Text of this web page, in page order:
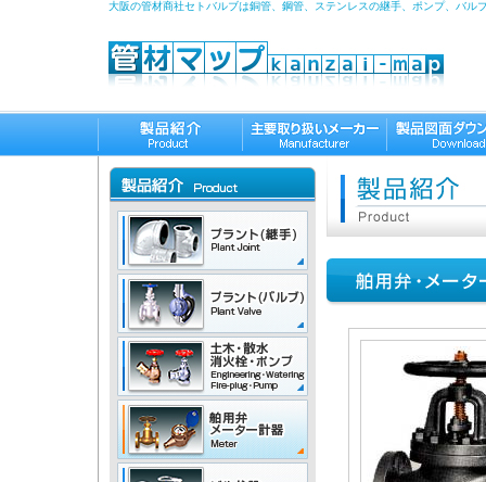
大阪の管材商社セトバルブは銅管、鋼管、ステンレスの継手、ポンプ、バ